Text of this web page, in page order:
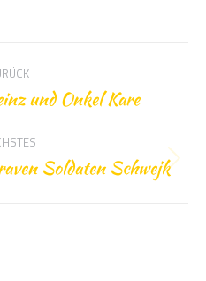
Vorheriger
und Onkel Kare
NächsterSoldaten Schwejk